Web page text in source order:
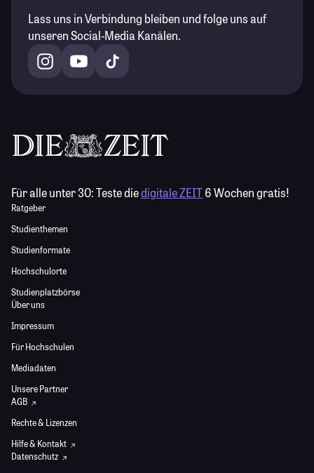
Lass uns in Verbindung bleiben und folge uns auf
unseren Social-Media Kanälen.
Für alle unter 30:Teste diedigitale ZEIT6 Wochen gratis!
Ratgeber
Studienthemen
Studienformate
Hochschulorte
Studienplatzbörse
Über uns
Impressum
Für Hochschulen
Mediadaten
Unsere Partner
AGB
Rechte & Lizenzen
Hilfe & Kontakt
Datenschutz